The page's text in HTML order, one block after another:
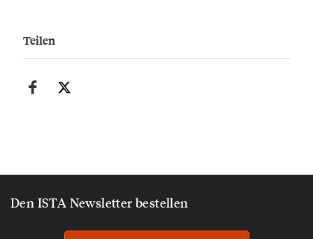
Teilen
Den ISTA Newsletter bestellen